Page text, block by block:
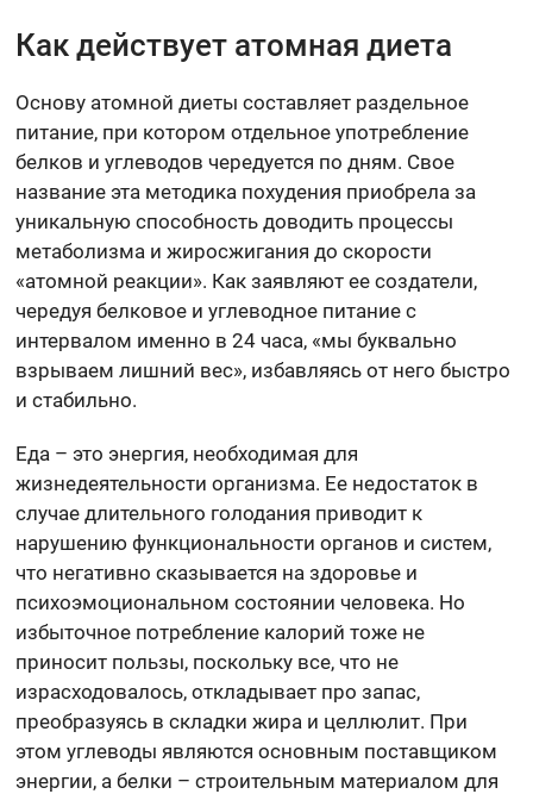
Как действует атомная диета
Основу атомной диеты составляет раздельное
питание, при котором отдельное употребление
белков и углеводов чередуется по дням. Свое
название эта методика похудения приобрела за
уникальную способность доводить процессы
метаболизма и жиросжигания до скорости
«атомной реакции». Как заявляют ее создатели,
чередуя белковое и углеводное питание с
интервалом именно в 24 часа, «мы буквально
взрываем лишний вес», избавляясь от него быстро
и стабильно.
Еда – это энергия, необходимая для
жизнедеятельности организма. Ее недостаток в
случае длительного голодания приводит к
нарушению функциональности органов и систем,
что негативно сказывается на здоровье и
психоэмоциональном состоянии человека. Но
избыточное потребление калорий тоже не
приносит пользы, поскольку все, что не
израсходовалось, откладывает про запас,
преобразуясь в складки жира и целлюлит. При
этом углеводы являются основным поставщиком
энергии, а белки – строительным материалом для